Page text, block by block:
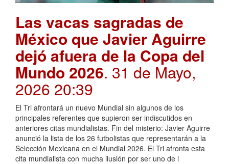
Las vacas sagradas de
México que Javier Aguirre
dejó afuera de la Copa del
Mundo 2026. 31 de Mayo,
2026 20:39
El Tri afrontará un nuevo Mundial sin algunos de los
principales referentes que supieron ser indiscutidos en
anteriores citas mundialistas. Fin del misterio: Javier Aguirre
anunció la lista de los 26 futbolistas que representarán a la
Selección Mexicana en el Mundial 2026. El Tri afronta esta
cita mundialista con mucha ilusión por ser uno de l